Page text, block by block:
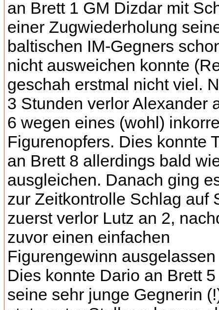
an Brett 1 GM Dizdar mit
einer Zugwiederholung
baltischen IM-Gegners
nicht ausweichen konnte
geschah erstmal nicht viel.
3 Stunden verlor Alexander
6 wegen eines (wohl)
Figurenopfers. Dies konnte
an Brett 8 allerdings bald
ausgleichen. Danach ging
zur Zeitkontrolle Schlag auf
zuerst verlor Lutz an 2,
zuvor einen einfachen
Figurengewinn
Dies konnte Dario an Brett
seine sehr junge Gegnerin